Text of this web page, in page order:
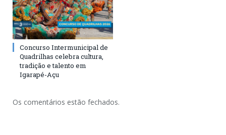
Concurso Intermunicipal de
Quadrilhas celebra cultura,
tradição e talento em
Igarapé-Açu
Os comentários estão fechados.